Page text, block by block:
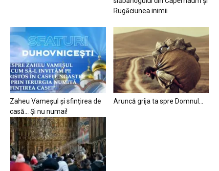
Rugăciunea inimii
Zaheu Vameșul și sfințirea de
casă… Și nu numai!
Aruncă grija ta spre Domnul…